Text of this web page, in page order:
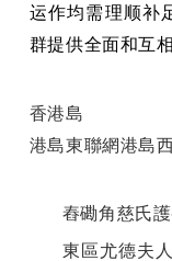
运作均需理顺补
群提供全面和互
香港島
港島東聯網港島
舂磡角慈氏
東區尤德夫